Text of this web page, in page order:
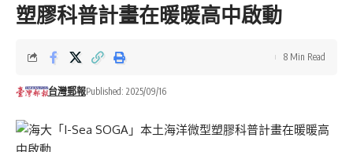
塑膠科普計畫在暖暖高中啟動
台灣郵報Published: 2025/09/16
8 Min Read